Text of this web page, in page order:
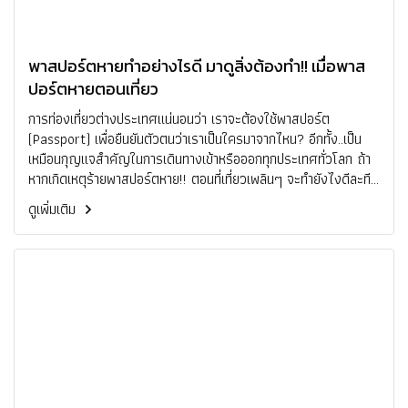
พาสปอร์ตหายทำอย่างไรดี มาดูสิ่งต้องทำ!! เมื่อพาส
ปอร์ตหายตอนเที่ยว
การท่องเที่ยวต่างประเทศแน่นอนว่า เราจะต้องใช้พาสปอร์ต
(Passport) เพื่อยืนยันตัวตนว่าเราเป็นใครมาจากไหน? อีกทั้ง..เป็น
เหมือนกุญแจสำคัญในการเดินทางเข้าหรือออกทุกประเทศทั่วโลก ถ้า
หากเกิดเหตุร้ายพาสปอร์ตหาย!! ตอนที่เที่ยวเพลินๆ จะทำยังไงดีละทีนี้
!? เอาเป็นว่าศึกษาวิธีเหล่านี้ก่อน กรณีพาสปอร์ตหายจะต้องทำ
อย่างไร?
ดูเพิ่มเติม